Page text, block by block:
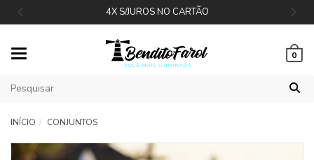
4X S/JUROS NO CARTÃO
0
INÍCIO CONJUNTOS